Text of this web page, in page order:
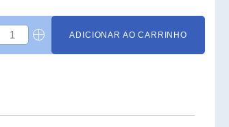
ADICIONAR AO CARRINHO